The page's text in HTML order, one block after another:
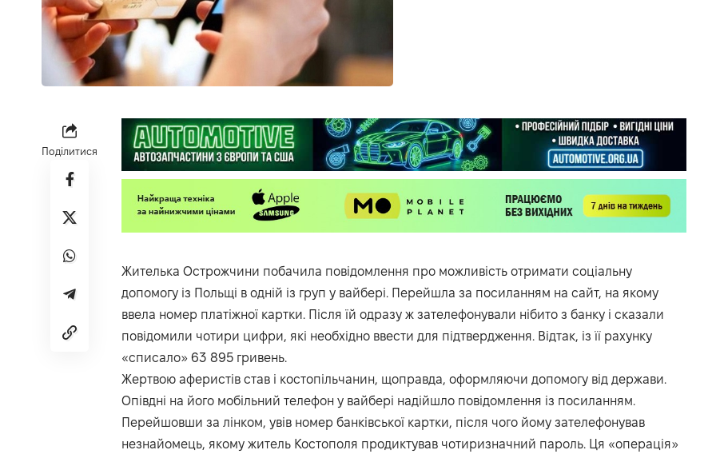
Поділитися
Жителька Острожчини побачила повідомлення про можливість отримати соціальну
допомогу із Польщі в одній із груп у вайбері. Перейшла за посиланням на сайт, на якому
ввела номер платіжної картки. Після їй одразу ж зателефонували нібито з банку і сказали
повідомили чотири цифри, які необхідно ввести для підтвердження. Відтак, із її рахунку
«списало» 63 895 гривень.
Жертвою аферистів став і костопільчанин, щоправда, оформляючи допомогу від держави.
Опівдні на його мобільний телефон у вайбері надійшло повідомлення із посиланням.
Перейшовши за лінком, увів номер банківської картки, після чого йому зателефонував
незнайомець, якому житель Костополя продиктував чотиризначний пароль. Ця «операція»